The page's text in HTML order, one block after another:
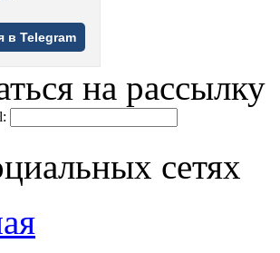
в Telegram
на рассылку
сетях